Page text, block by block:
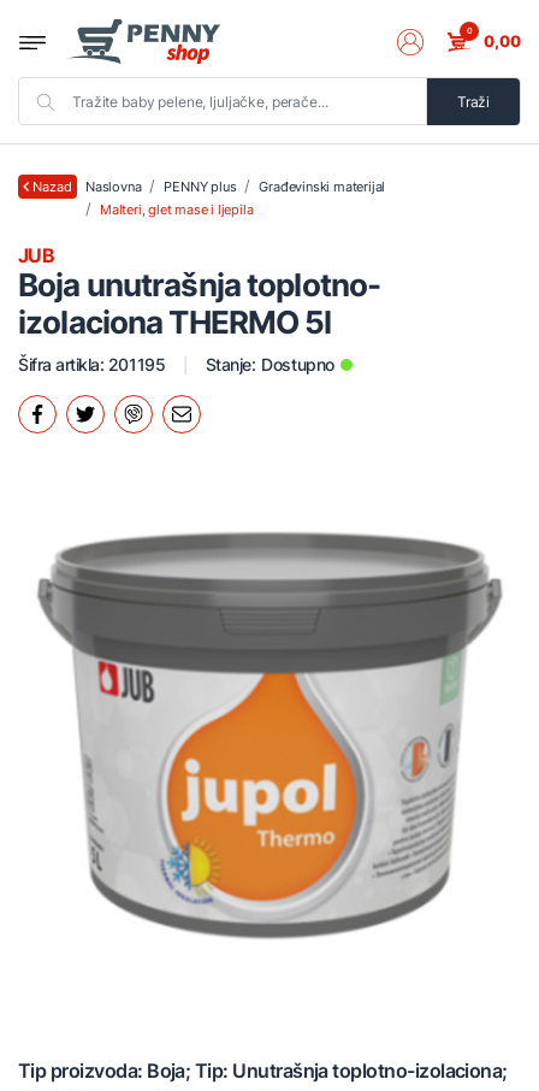
Traži
0 0,00
Nazad Naslovna PENNY plus
Građevinski materijal
Malteri, glet mase i ljepila
Boja unutrašnja toplotno-
izolaciona THERMO 5l
JUB
Šifra artikla: 201195 Stanje: Dostupno
Tip proizvoda: Boja; Tip: Unutrašnja toplotno-izolaciona;